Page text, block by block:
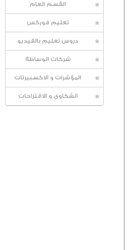
القسم العام
تعليم فوركس
دروس تعليم بالفيديو
شركات الوساطة
المؤشرات و الاكسبيرتات
الشكاوى و الاقتراحات